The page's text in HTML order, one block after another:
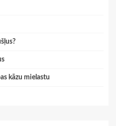
kāzu mielastu